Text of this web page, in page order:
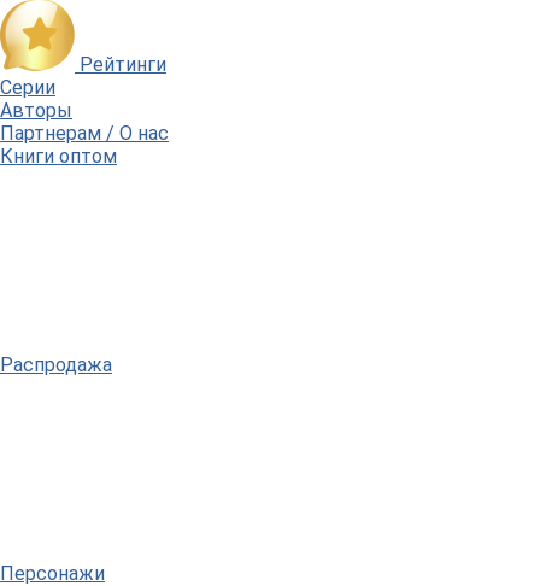
Рейтинги
Серии
Авторы
Партнерам / О нас
Книги оптом
Распродажа
Персонажи